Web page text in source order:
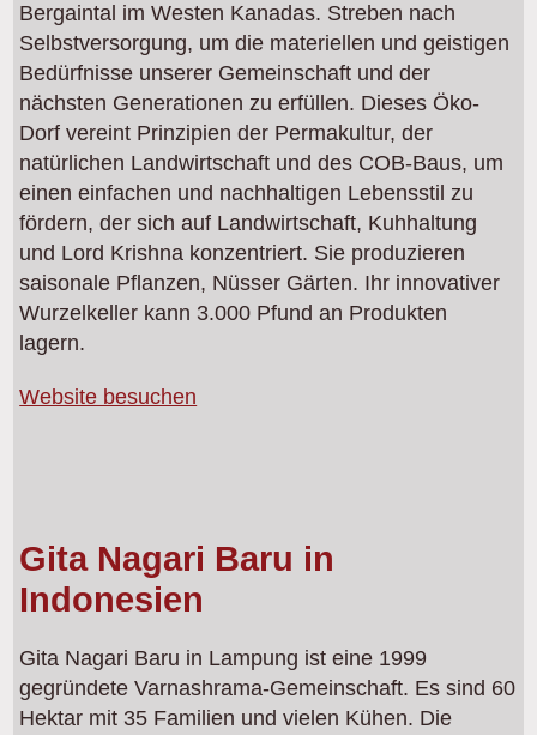
Bergaintal im Westen Kanadas. Streben nach
Selbstversorgung, um die materiellen und geistigen
Bedürfnisse unserer Gemeinschaft und der
nächsten Generationen zu erfüllen. Dieses Öko-
Dorf vereint Prinzipien der Permakultur, der
natürlichen Landwirtschaft und des COB-Baus, um
einen einfachen und nachhaltigen Lebensstil zu
fördern, der sich auf Landwirtschaft, Kuhhaltung
und Lord Krishna konzentriert. Sie produzieren
saisonale Pflanzen, Nüsser Gärten. Ihr innovativer
Wurzelkeller kann 3.000 Pfund an Produkten
lagern.
Website besuchen
Gita Nagari Baru in
Indonesien
Gita Nagari Baru in Lampung ist eine 1999
gegründete Varnashrama-Gemeinschaft. Es sind 60
Hektar mit 35 Familien und vielen Kühen. Die